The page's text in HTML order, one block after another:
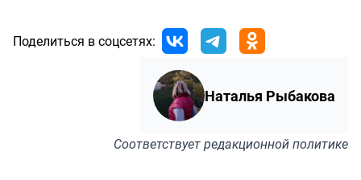
Поделиться в соцсетях:
Наталья Рыбакова
Соответствуетредакционной политике